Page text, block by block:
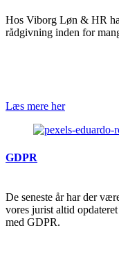
Hos Viborg Løn & HR
rådgivning inden for
Læs mere her
GDPR
De seneste år har der
vores jurist altid
med GDPR.